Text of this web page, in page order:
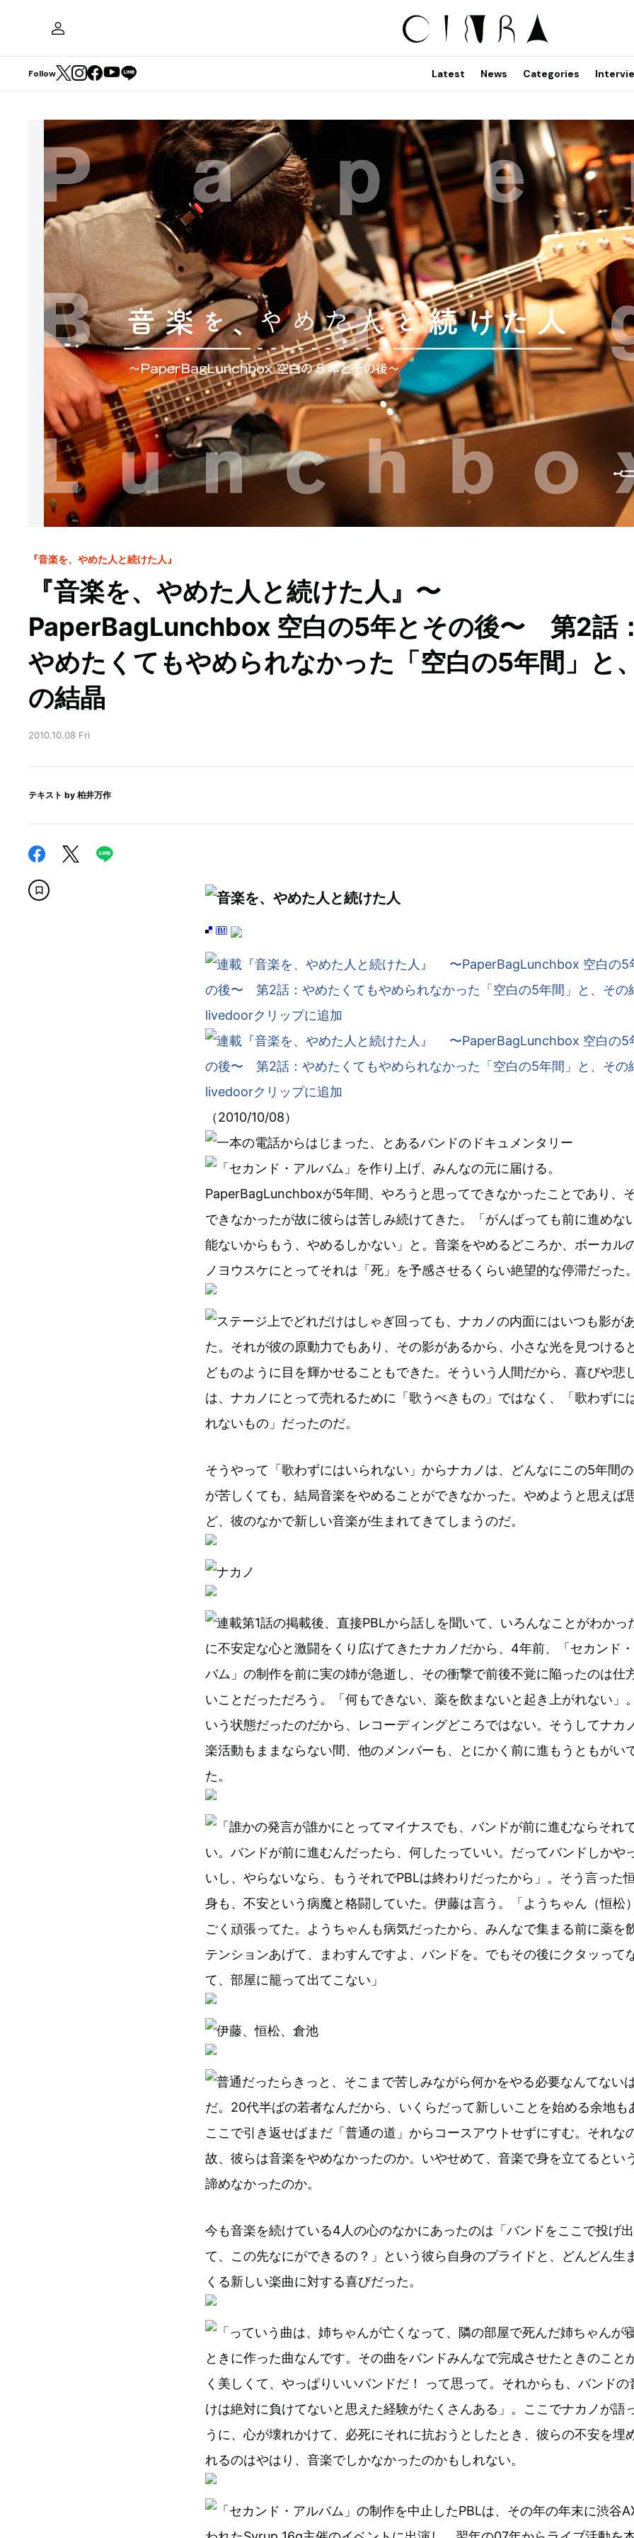
Follow Latest News Categories
『音楽を、やめた人と続けた人』
『音楽を、やめた人と続けた人』〜
PaperBagLunchbox 空白の5年とその後〜 第2話
やめたくてもやめられなかった「空白の5年間」と
の結晶
2010.10.08 Fri
テキスト by 柏井万作
（2010/10/08）
を作り上げ、みんなの元に届ける。
PaperBagLunchboxが5年間、やろうと思ってできなかったことであり、
できなかったが故に彼らは苦しみ続けてきた。「がんばっても前に進めな
能ないからもう、やめるしかない」と。音楽をやめるどころか、ボーカル
ノヨウスケにとってそれは「死」を予感させるくらい絶望的な停滞だった
でどれだけはしゃぎ回っても、ナカノの内面にはいつも影が
た。それが彼の原動力でもあり、その影があるから、小さな光を見つける
どものように目を輝かせることもできた。そういう人間だから、喜びや悲
は、ナカノにとって売れるために「歌うべきもの」ではなく、「歌わずに
れないもの」だったのだ。
そうやって「歌わずにはいられない」からナカノは、どんなにこの5年間
が苦しくても、結局音楽をやめることができなかった。やめようと思えば
ど、彼のなかで新しい音楽が生まれてきてしまうのだ。
第1話の掲載後、直接PBLから話しを聞いて、いろんなことがわかっ
に不安定な心と激闘をくり広げてきたナカノだから、4年前、「セカンド
バム」の制作を前に実の姉が急逝し、その衝撃で前後不覚に陥ったのは仕
いことだっただろう。「何もできない、薬を飲まないと起き上がれない」
いう状態だったのだから、レコーディングどころではない。そうしてナカ
楽活動もままならない間、他のメンバーも、とにかく前に進もうともがい
た。
の発言が誰かにとってマイナスでも、バンドが前に進むならそれ
い。バンドが前に進むんだったら、何したっていい。だってバンドしかや
いし、やらないなら、もうそれでPBLは終わりだったから」。そう言った
身も、不安という病魔と格闘していた。伊藤は言う。「ようちゃん（恒松
ごく頑張ってた。ようちゃんも病気だったから、みんなで集まる前に薬を
テンションあげて、まわすんですよ、バンドを。でもその後にクタッって
て、部屋に籠って出てこない」
だったらきっと、そこまで苦しみながら何かをやる必要なんてない
だ。20代半ばの若者なんだから、いくらだって新しいことを始める余地も
ここで引き返せばまだ「普通の道」からコースアウトせずにすむ。それな
故、彼らは音楽をやめなかったのか。いやせめて、音楽で身を立てるとい
諦めなかったのか。
今も音楽を続けている4人の心のなかにあったのは「バンドをここで投げ
て、この先なにができるの？」という彼ら自身のプライドと、どんどん生
くる新しい楽曲に対する喜びだった。
っていう曲は、姉ちゃんが亡くなって、隣の部屋で死んだ姉ちゃんが
ときに作った曲なんです。その曲をバンドみんなで完成させたときのこと
く美しくて、やっぱりいいバンドだ！ って思って。それからも、バンドの
けは絶対に負けてないと思えた経験がたくさんある」。ここでナカノが語
うに、心が壊れかけて、必死にそれに抗おうとしたとき、彼らの不安を埋
れるのはやはり、音楽でしかなかったのかもしれない。
の制作を中止したPBLは、その年の年末に渋谷